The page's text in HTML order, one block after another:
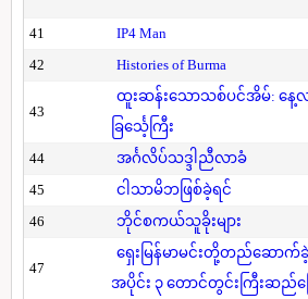
41
IP4 Man
42
Histories of Burma
43
ထူးဆန်းသောသစ်ပင်အိမ်: နေ့
ခြင်္သေ့ကြီး
44 အင်္ဂလိပ်သဒ္ဒါညီလာခံ
45
ငါသာမိဘဖြစ်ခဲ့ရင်
46
ဘိုင်စကယ်သူခိုးများ
47
ရှေးမြန်မာမင်းတို့တည်ဆောက်ခဲ့
အပိုင်း ၃ တောင်တွင်းကြီးဆည်မြ